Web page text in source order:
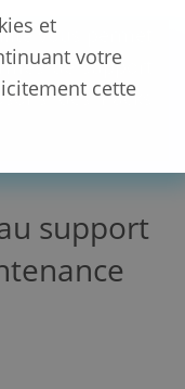
vous permet
de support
des Packs
support
et
votre
cette